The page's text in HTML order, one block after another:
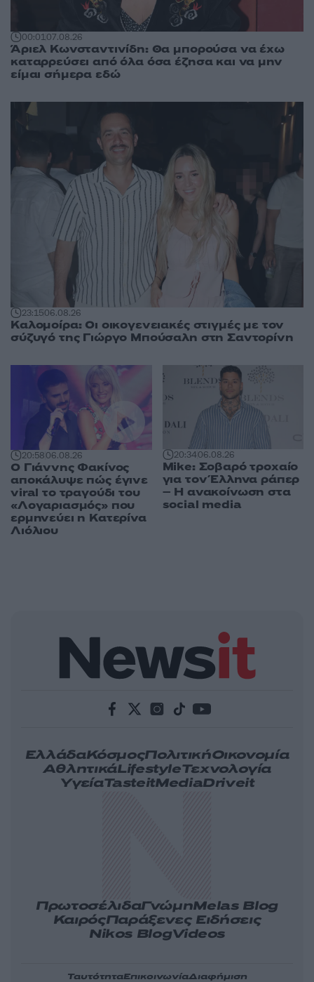
00:0107.08.26
Άριελ Κωνσταντινίδη: Θα μπορούσα να έχω
καταρρεύσει από όλα όσα έζησα και να μην
είμαι σήμερα εδώ
23:1506.08.26
Καλομοίρα: Οι οικογενειακές στιγμές με τον
σύζυγό της Γιώργο Μπούσαλη στη Σαντορίνη
20:5806.08.26
Ο Γιάννης Φακίνος
αποκάλυψε πώς έγινε
viral το τραγούδι του
«Λογαριασμός» που
ερμηνεύει η Κατερίνα
Λιόλιου
20:3406.08.26
Mike: Σοβαρό τροχαίο
για τον Έλληνα ράπερ
– Η ανακοίνωση στα
social media
ΕλλάδαΚόσμοςΠολιτικήΟικονομία
ΑθλητικάLifestyleΤεχνολογία
ΥγείαTasteitMediaDriveit
ΠρωτοσέλιδαΓνώμηMelas Blog
ΚαιρόςΠαράξενες Ειδήσεις
Nikos BlogVideos
ΤαυτότηταΕπικοινωνίαΔιαφήμιση